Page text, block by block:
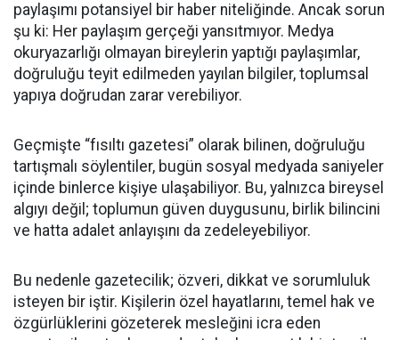
paylaşımı potansiyel bir haber niteliğinde. Ancak sorun
şu ki: Her paylaşım gerçeği yansıtmıyor. Medya
okuryazarlığı olmayan bireylerin yaptığı paylaşımlar,
doğruluğu teyit edilmeden yayılan bilgiler, toplumsal
yapıya doğrudan zarar verebiliyor.
Geçmişte “fısıltı gazetesi” olarak bilinen, doğruluğu
tartışmalı söylentiler, bugün sosyal medyada saniyeler
içinde binlerce kişiye ulaşabiliyor. Bu, yalnızca bireysel
algıyı değil; toplumun güven duygusunu, birlik bilincini
ve hatta adalet anlayışını da zedeleyebiliyor.
Bu nedenle gazetecilik; özveri, dikkat ve sorumluluk
isteyen bir iştir. Kişilerin özel hayatlarını, temel hak ve
özgürlüklerini gözeterek mesleğini icra eden